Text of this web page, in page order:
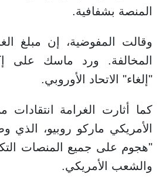
المنصة بشفافية.
وقالت المفوضية، إن مبلغ
المخالفة. ورد ماسك على
"إلغاء" الاتحاد الأوروبي.
كما أثارت الغرامة انتقادات
الأمريكي ماركو روبيو، الذي
"هجوم على جميع المنصات
والشعب الأمريكي.